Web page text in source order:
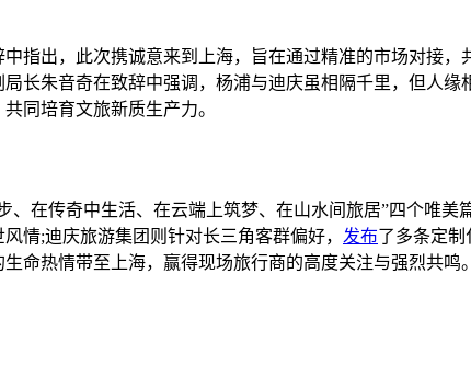
出，此次携诚意来到上海，旨在通过精准的市场对接，
长朱音奇在致辞中强调，杨浦与迪庆虽相隔千里，但人
同培育文旅新质生产力。
传奇中生活、在云端上筑梦、在山水间旅居”四个唯美
情;迪庆旅游集团则针对长三角客群偏好， 发布了多条定制
命热情带至上海，赢得现场旅行商的高度关注与强烈共鸣。